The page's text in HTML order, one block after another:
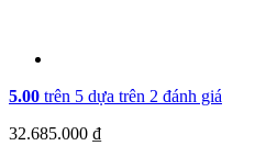
5.00 trên 5 dựa trên 2 đánh giá
32.685.000 ₫